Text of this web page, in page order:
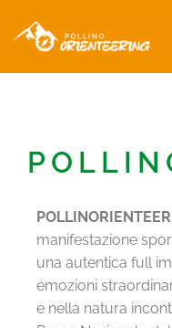
contenuto
manifestazione
una autentica full
emozioni
e nella natura